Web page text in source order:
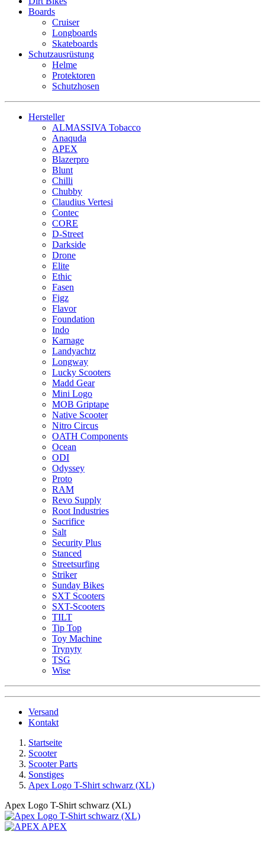
Boards
Cruiser
Longboards
Skateboards
Schutzausrüstung
Helme
Protektoren
Schutzhosen
Hersteller
ALMASSIVA Tobacco
Anaquda
APEX
Blazerpro
Blunt
Chilli
Chubby
Claudius Vertesi
Contec
CORE
D-Street
Darkside
Drone
Elite
Ethic
Fasen
Figz
Flavor
Foundation
Indo
Karnage
Landyachtz
Longway
Lucky Scooters
Madd Gear
Mini Logo
MOB Griptape
Native Scooter
Nitro Circus
OATH Components
Ocean
ODI
Odyssey
Proto
RAM
Revo Supply
Root Industries
Sacrifice
Salt
Security Plus
Stanced
Streetsurfing
Striker
Sunday Bikes
SXT Scooters
SXT-Scooters
TILT
Tip Top
Toy Machine
Trynyty
TSG
Wise
Versand
Kontakt
Startseite
Scooter
Scooter Parts
Sonstiges
Apex Logo T-Shirt schwarz (XL)
Apex Logo T-Shirt schwarz (XL)
APEX